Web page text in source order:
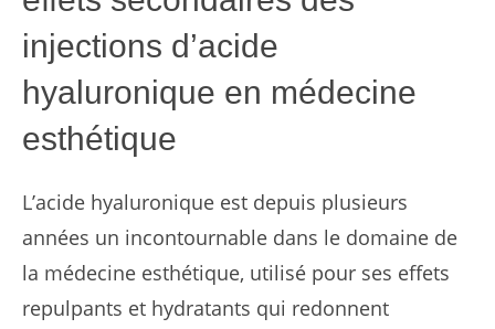
injections d’acide
hyaluronique en médecine
esthétique
L’acide hyaluronique est depuis plusieurs
années un incontournable dans le domaine de
la médecine esthétique, utilisé pour ses effets
repulpants et hydratants qui redonnent